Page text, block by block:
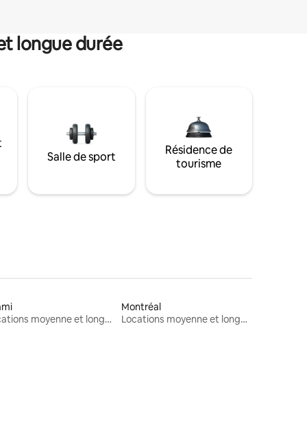
longue durée
Salle de sport
Résidence de
tourisme
Locations moyenne et longue durée
Montréal
Locations moyenne et longue durée